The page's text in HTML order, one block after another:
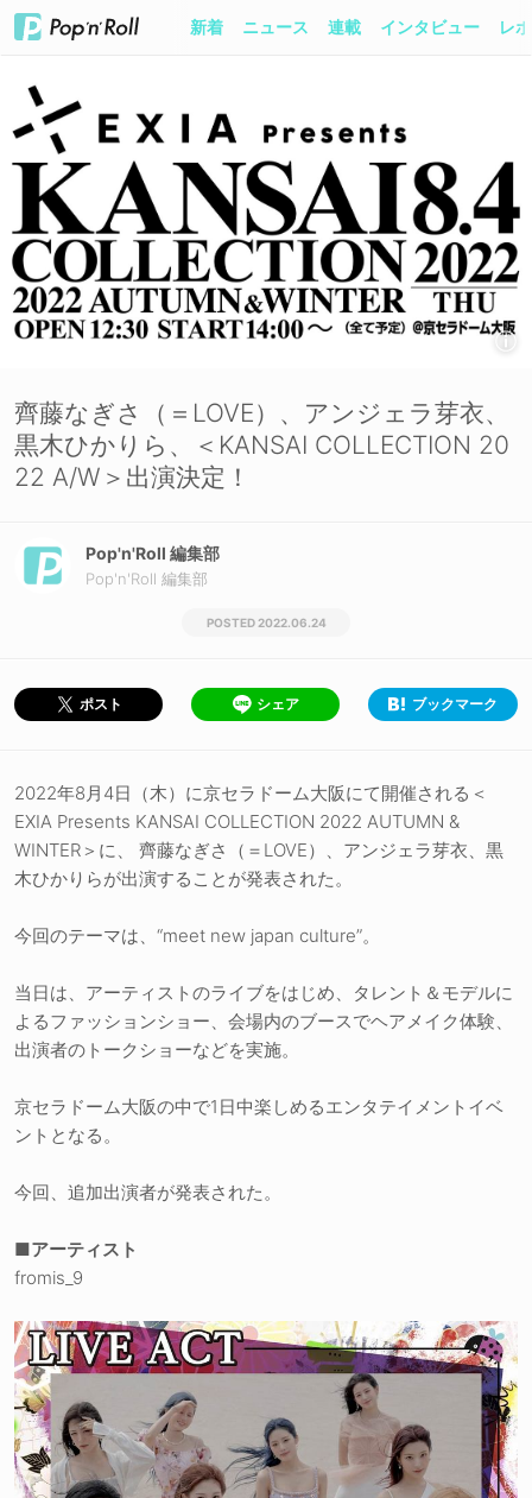
新着 ニュース 連載 インタビュー レ
齊藤なぎさ（＝LOVE）、アンジェラ芽衣、
黒木ひかりら、＜KANSAI COLLECTION 20
22 A/W＞出演決定！
Pop'n'Roll 編集部
Pop'n'Roll 編集部
2022.06.24
ポスト シェア ブックマーク
2022年8月4日（木）に京セラドーム大阪にて開催される＜
EXIA Presents KANSAI COLLECTION 2022 AUTUMN &
WINTER＞に、 齊藤なぎさ（＝LOVE）、アンジェラ芽衣、黒
木ひかりらが出演することが発表された。
今回のテーマは、“meet new japan culture”。
当日は、アーティストのライブをはじめ、タレント＆モデルに
よるファッションショー、会場内のブースでヘアメイク体験、
出演者のトークショーなどを実施。
京セラドーム大阪の中で1日中楽しめるエンタテイメントイベ
ントとなる。
今回、追加出演者が発表された。
■アーティスト
fromis_9